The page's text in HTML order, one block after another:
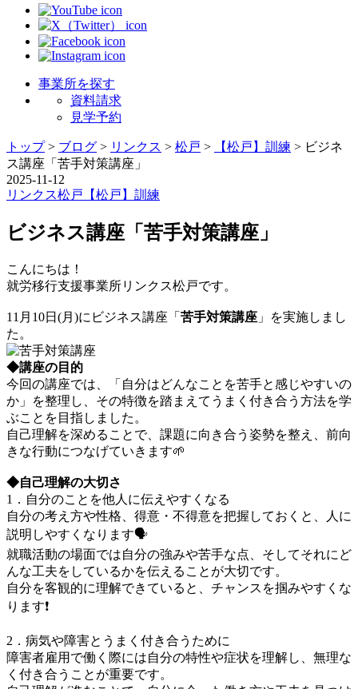
事業所を探す
資料請求
見学予約
トップ> ブログ > リンクス > 松戸 > 【松戸】訓練 > ビジネ
ス講座「苦手対策講座」
2025-11-12
リンクス松戸 【松戸】訓練
ビジネス講座「苦手対策講座」
こんにちは！
就労移行支援事業所リンクス松戸です。
11月10日(月)にビジネス講座「 苦手対策講座 」を実施しまし
た。
◆講座の目的
今回の講座では、「自分はどんなことを苦手と感じやすいの
か」を整理し、その特徴を踏まえてうまく付き合う方法を学
ぶことを目指しました。
自己理解を深めることで、課題に向き合う姿勢を整え、前向
きな行動につなげていきます🌱
◆自己理解の大切さ
1．自分のことを他人に伝えやすくなる
自分の考え方や性格、得意・不得意を把握しておくと、人に
説明しやすくなります🗣️
就職活動の場面では自分の強みや苦手な点、そしてそれにど
んな工夫をしているかを伝えることが大切です。
自分を客観的に理解できていると、チャンスを掴みやすくな
ります❗
2．病気や障害とうまく付き合うために
障害者雇用で働く際には自分の特性や症状を理解し、無理な
く付き合うことが重要です。